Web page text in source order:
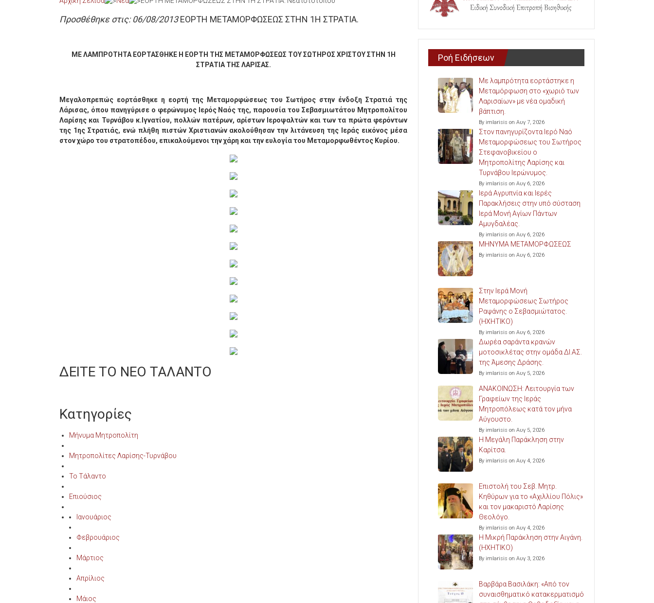
Προσθέθηκε στις: 06/08/2013EOΡΤΗ ΜΕΤΑΜΟΡΦΩΣΕΩΣ ΣΤΗΝ 1Η ΣΤΡΑΤΙΑ.
ΜΕ ΛΑΜΠΡΟΤΗΤΑ ΕΟΡΤΑΣΘΗΚΕ Η ΕΟΡΤΗ ΤΗΣ ΜΕΤΑΜΟΡΦΩΣΕΩΣ ΤΟΥ ΣΩΤΗΡΟΣ ΧΡΙΣΤΟΥ ΣΤΗΝ 1Η
ΣΤΡΑΤΙΑ ΤΗΣ ΛΑΡΙΣΑΣ.
Μεγαλοπρεπώς εορτάσθηκε η εορτή της Μεταμορφώσεως του Σωτήρος στην ένδοξη Στρατιά της
Λάρισας, όπου πανηγύρισε ο φερώνυμος Ιερός Ναός της, παρουσία του Σεβασμιωτάτου Μητροπολίτου
Λαρίσης και Τυρνάβου κ.Ιγνατίου, πολλών πατέρων, αρίστων Ιεροψαλτών και των τα πρώτα φερόντων
της 1ης Στρατιάς, ενώ πλήθη πιστών Χριστιανών ακολούθησαν την λιτάνευση της Ιεράς εικόνος μέσα
στον χώρο του στρατοπέδου, επικαλούμενοι την χάρη και την ευλογία του Μεταμορφωθέντος Κυρίου.
ΔΕΙΤΕ ΤΟ ΝΕΟ ΤΑΛΑΝΤΟ
Κατηγορίες
Μήνυμα Μητροπολίτη
Μητροπολίτες Λαρίσης-Τυρνάβου
Το Τάλαντο
Επιούσιος
Ιανουάριος
Φεβρουάριος
Μάρτιος
Απρίλιος
Μάιος
Ροή Ειδήσεων
Με λαμπρότητα εορτάστηκε η
Μεταμόρφωση στο «χωριό των
Λαρισαίων» με νέα ομαδική
βάπτιση.
By imlarisis on Αυγ 7, 2026
Στον πανηγυρίζοντα Ιερό Ναό
Μεταμορφώσεως του Σωτήρος
Στεφανοβικείου ο
Μητροπολίτης Λαρίσης και
Τυρνάβου Ιερώνυμος.
By imlarisis on Αυγ 6, 2026
Ιερά Αγρυπνία και Ιερές
Παρακλήσεις στην υπό σύσταση
Ιερά Μονή Αγίων Πάντων
Αμυγδαλέας.
By imlarisis on Αυγ 6, 2026
ΜΗΝΥΜΑ ΜΕΤΑΜΟΡΦΩΣΕΩΣ
By imlarisis on Αυγ 6, 2026
Στην Ιερά Μονή
Μεταμορφώσεως Σωτήρος
Ραψάνης ο Σεβασμιώτατος.
(ΗΧΗΤΙΚΟ)
By imlarisis on Αυγ 6, 2026
Δωρέα σαράντα κρανών
μοτοσικλέτας στην ομάδα ΔΙ.ΑΣ.
της Άμεσης Δράσης.
By imlarisis on Αυγ 5, 2026
ΑΝΑΚΟΙΝΩΣΗ: Λειτουργία των
Γραφείων της Ιεράς
Μητροπόλεως κατά τον μήνα
Αύγουστο.
By imlarisis on Αυγ 5, 2026
Η Μεγάλη Παράκληση στην
Καρίτσα.
By imlarisis on Αυγ 4, 2026
Επιστολή του Σεβ. Μητρ.
Κηθύρων για το «Αχιλλίου Πόλις»
και τον μακαριστό Λαρίσης
Θεολόγο.
By imlarisis on Αυγ 4, 2026
Η Μικρή Παράκληση στην Αιγάνη.
(ΗΧΗΤΙΚΟ)
By imlarisis on Αυγ 3, 2026
Βαρβάρα Βασιλάκη: «Από τον
συναισθηματικό κατακερματισμό